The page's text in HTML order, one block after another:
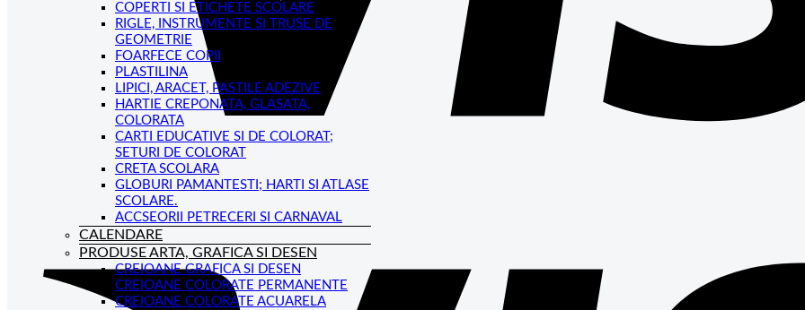
COPERTI SI ETICHETE SCOLARE
RIGLE, INSTRUMENTE SI TRUSE DE
GEOMETRIE
FOARFECE COPII
PLASTILINA
LIPICI, ARACET, PASTILE ADEZIVE
HARTIE CREPONATA, GLASATA,
COLORATA
CARTI EDUCATIVE SI DE COLORAT;
SETURI DE COLORAT
CRETA SCOLARA
GLOBURI PAMANTESTI; HARTI SI ATLASE
SCOLARE.
ACCSEORII PETRECERI SI CARNAVAL
CALENDARE
PRODUSE ARTA, GRAFICA SI DESEN
CREIOANE GRAFICA SI DESEN
CREIOANE COLORATE PERMANENTE
CREIOANE COLORATE ACUARELA